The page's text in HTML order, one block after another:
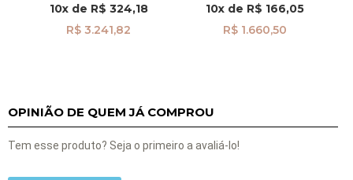
10xde R$ 324,18
R$ 3.241,82
10xde R$ 166,05
R$ 1.660,50
OPINIÃO DE QUEM JÁ COMPROU
Tem esse produto? Seja o primeiro a avaliá-lo!